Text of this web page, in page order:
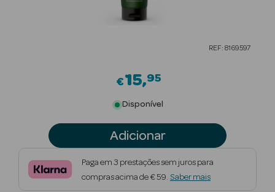
Beauty Season
Maquilhagem
Beauty Season
REF: 8169597
€15 95
Disponível
Adicionar
Paga em 3 prestações sem juros para
compras acima de € 59. Saber mais